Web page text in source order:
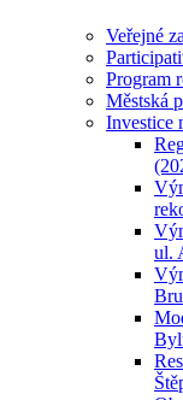
Veřejné
Program
Městská
Investice
ul.